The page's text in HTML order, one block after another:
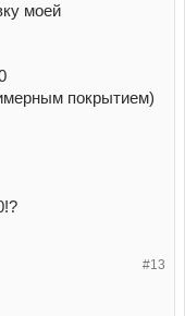
моей
покрытием)
#13